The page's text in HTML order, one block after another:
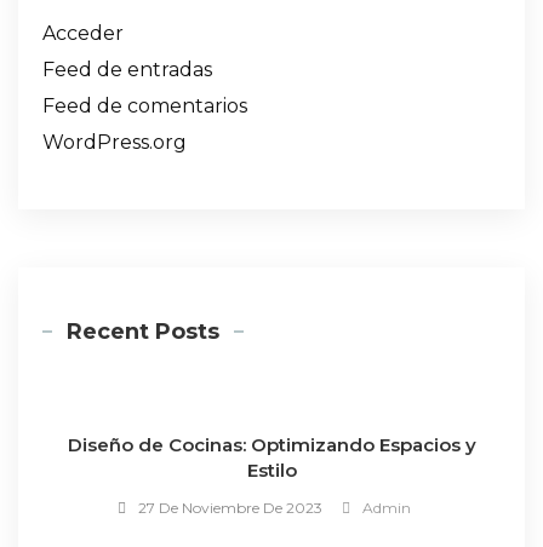
Acceder
Feed de entradas
Feed de comentarios
WordPress.org
Recent Posts
Diseño de Cocinas: Optimizando Espacios y
Estilo
27 De Noviembre De 2023 Admin